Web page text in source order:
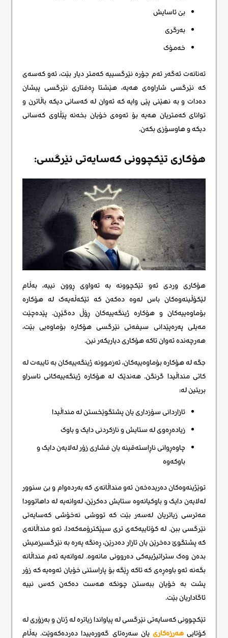
بێ ئاسایش
بەرگری
خەمۆک
تەنانەت ئەگەر ئەم جۆرە نێرگسییە کەمتر دیار بێت، ئەو کەسەی
کە نێرگسی شاراوەی هەیە، هێشتا ڕەفتاری نێرگسی پیشان
دەدات و بە نهێنی پێی وایە کە ئەوان لە کەسانی دیکە باڵاترن و
توانای کەمتریان هەیە بۆ ئەوەی خۆیان بخەنە پێڵاوی کەسانی
دیکە و هاوسۆزی بکەن.
هۆکاری تێکچوونی کەسایەتی نێرگسی:
هۆکاری وردی ئەو تێکچوونه بە تەواوی ڕوون نییە، بەڵام
لێکۆڵینەوەکان باس لەوە دەکەن کە تێکەڵەیەک لە هۆکارە
بۆماوەییەکان و هۆکارە ژینگەییەکان ڕۆڵ دەگێڕن. پێدەچێت
مەیلی پەرەپێدانی سیفەتی نێرگسی هۆکارە بۆماوەیی بێت،
هەرچەندە ئەوان تاکە هۆکاری دیاریکەر نین.
جگە لە هۆکارە بۆماوەییەکان، ئەزموونە ژینگەییەکان بە تایبەت لە
کاتی منداڵیدا گرنگن. هەندێک لە هۆکارە ژینگەییەکانی ناسراو
بریتین لە:
ئازاردانی سۆزداری یان پشتگوێخستن لە منداڵیدا
زیادەڕەوی لە ستایش و نازکردنی دایک و باوک
چاوەڕوانی ناڕاستەقینە یان فشاری زۆر لەلایەن دایک و
باوکەوە
توێژینەوەکان دەریدەخەن ئەو منداڵانەی کە بەردەوام و بێ سنوور
لەلایەن دایک و باوکیانەوە ستایش دەکرێن، لەوانەیە لە داهاتوودا
مەترسی زیاتریان لەسەر بێت کە تووشی نەخۆشی کەسایەتی
نێرگسی ببن. لە کۆتاییەکەی تری سپێکترۆمەکەدا، ئەو منداڵانەی
کە پشتگوێ دەخرێن یان ئازار دەدرێن، ڕەنگە پەرە بە نێرگسیزمیش
بدەن وەک ستراتیژییەکی دەروونی مانەوە. لەوانەیە ئەم منداڵانە
بگەنە ئەو باوەڕەی کە تاکە ڕێگە بۆ پاراستنی خۆیان ئەوەیە کە زۆر
پشت بە خۆیان ببەستن چونکە هەست دەکەن کەس نییە
ئاگاداریان بێت.
تێکچوونی کەسایەتی نێرگسی له پیاواندا زیاترە لە ژنان و بەزۆری لە
کۆتاییهەرزەکاری یان سەرەتای گەورەییدا دەردەکەوێت. بەڵام